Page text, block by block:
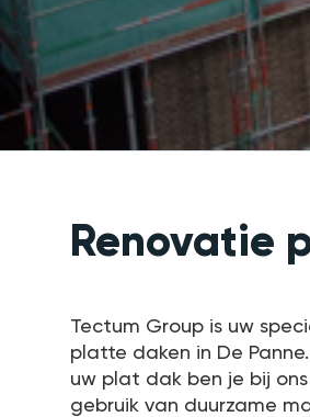
Renovatie
Tectum Group is uw
platte daken in De
uw plat dak ben je bij
gebruik van duurzame